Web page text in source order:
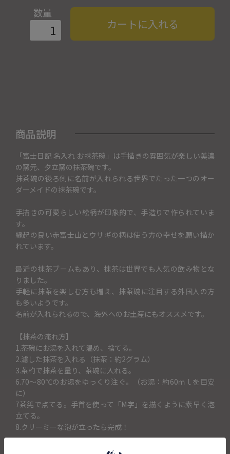
数量
カートに入れる
商品説明
「富士日記 名入れ お抹茶碗」は手描きの雰囲気が楽しい美濃
の窯元、夕立窯の抹茶碗です。
抹茶碗の後ろ側に名前が入れられる世界でたった一つのオー
ダーメイドの抹茶碗です。
手描きの可愛らしい絵柄が印象的で、手造りで作られていま
す。
縁起の良い赤富士山とウサギの柄は使う方の幸せを願い描か
れています。
最近の抹茶ブームもあり、抹茶は世界でも人気の飲み物とな
りました。
手軽に抹茶を楽しむ方も増え、抹茶碗に注目する外国人の方
も多いようです。
名前が入れられるので、海外へのお土産にもオススメです。
【抹茶の淹れ方】
1.茶碗にお湯を入れて温め、捨てる。
2.濾した抹茶を入れる（抹茶：約2グラム）
3.茶杓で抹茶を量り、茶碗に入れる。
6.70～80℃のお湯をゆっくり注ぐ。（お湯：約60ｍｌを目安
に）
7茶筅で点てる。手首を使って「M字」を描くように素早く泡
立てる。
8.クリーミーな泡が立ったら完成！
松竹梅うさぎシリーズは別売りの土鍋や丼などもあり、お揃